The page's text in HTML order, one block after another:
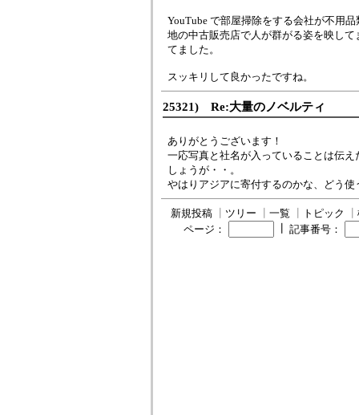
YouTube で部屋掃除をする会社が不用
地の中古販売店で人が群がる姿を映し
てました。
スッキリして良かったですね。
25321) Re:大量のノベルティ
ありがとうございます！
一応写真と社名が入っていることは伝
しょうが・・。
やはりアジアに寄付するのかな、どう使
新規投稿 ツリー 一覧 トピック
ページ：
記事番号：